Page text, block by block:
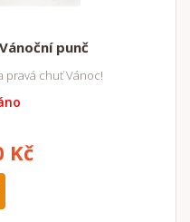
punč
pravá chuť Vánoc!
Kč